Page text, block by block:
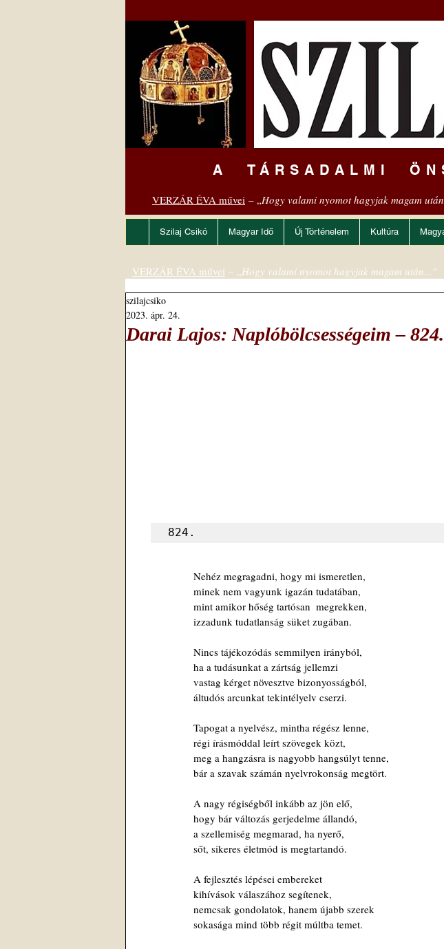
A TÁRSADALMI
VERZÁR ÉVA művei – „Hogy valami nyomot hagyjak magam
Szilaj Csikó Magyar Idő Új Történelem Kultúra
Darai Lajos: Naplóbölcsességeim – 824.
szilajcsiko
2023. ápr. 24.
824.
Nehéz megragadni, hogy mi ismeretlen,
minek nem vagyunk igazán tudatában,
mint amikor hőség tartósan  megrekken,
izzadunk tudatlanság süket zugában.
Nincs tájékozódás semmilyen irányból,
ha a tudásunkat a zártság jellemzi
vastag kérget növesztve bizonyosságból,
áltudós arcunkat tekintélyelv cserzi.
Tapogat a nyelvész, mintha régész lenne,
régi írásmóddal leírt szövegek közt,
meg a hangzásra is nagyobb hangsúlyt tenne,
bár a szavak számán nyelvrokonság megtört.
A nagy régiségből inkább az jön elő,
hogy bár változás gerjedelme állandó,
a szellemiség megmarad, ha nyerő,
sőt, sikeres életmód is megtartandó.
A fejlesztés lépései embereket
kihívások válaszához segítenek,
nemcsak gondolatok, hanem újabb szerek
sokasága mind több régit múltba temet.
VERZÁR ÉVA művei – „Hogy valami nyomot hagyjak magam után..."